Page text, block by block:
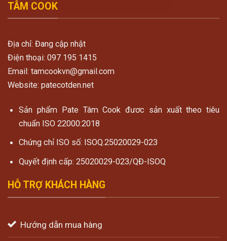
TÂM COOK
Địa chỉ: Đang cập nhật
Điện thoại: 097 195 1415
Email: tamcookvn@gmail.com
Website: patecotden.net
Sản phẩm Pate Tâm Cook đươc sản xuất theo tiêu
chuẩn ISO 22000:2018
Chứng chỉ ISO số: ISOQ.25020029-023
Quyết định cấp: 25020029-023/QĐ-ISOQ
HỖ TRỢ KHÁCH HÀNG
Hướng dẫn mua hàng